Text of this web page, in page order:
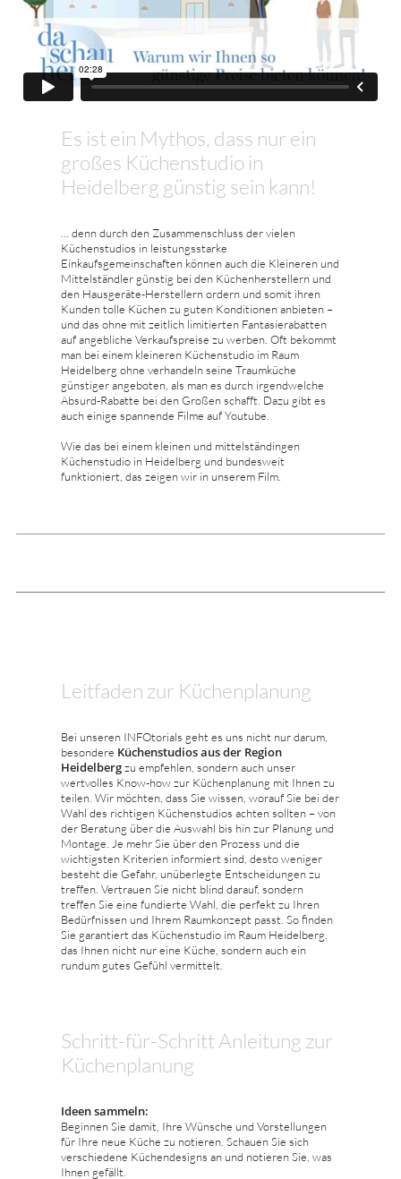
Es ist ein Mythos, dass nur ein
großes Küchenstudio in
Heidelberg günstig sein kann!
... denn durch den Zusammenschluss der vielen
Küchenstudios in leistungsstarke
Einkaufsgemeinschaften können auch die Kleineren und
Mittelständler günstig bei den Küchenherstellern und
den Hausgeräte-Herstellern ordern und somit ihren
Kunden tolle Küchen zu guten Konditionen anbieten –
und das ohne mit zeitlich limitierten Fantasierabatten
auf angebliche Verkaufspreise zu werben. Oft bekommt
man bei einem kleineren Küchenstudio im Raum
Heidelberg ohne verhandeln seine Traumküche
günstiger angeboten, als man es durch irgendwelche
Absurd-Rabatte bei den Großen schafft. Dazu gibt es
auch einige spannende Filme auf Youtube.
Wie das bei einem kleinen und mittelständingen
Küchenstudio in Heidelberg und bundesweit
funktioniert, das zeigen wir in unserem Film.
Leitfaden zur Küchenplanung
Bei unseren INFOtorials geht es uns nicht nur darum,
besondere Küchenstudios aus der Region
Heidelbergzu empfehlen, sondern auch unser
wertvolles Know-how zur Küchenplanung mit Ihnen zu
teilen. Wir möchten, dass Sie wissen, worauf Sie bei der
Wahl des richtigen Küchenstudios achten sollten – von
der Beratung über die Auswahl bis hin zur Planung und
Montage. Je mehr Sie über den Prozess und die
wichtigsten Kriterien informiert sind, desto weniger
besteht die Gefahr, unüberlegte Entscheidungen zu
treffen. Vertrauen Sie nicht blind darauf, sondern
treffen Sie eine fundierte Wahl, die perfekt zu Ihren
Bedürfnissen und Ihrem Raumkonzept passt. So finden
Sie garantiert das Küchenstudio im Raum Heidelberg,
das Ihnen nicht nur eine Küche, sondern auch ein
rundum gutes Gefühl vermittelt.
Schritt-für-Schritt Anleitung zur
Küchenplanung
Ideen sammeln:
Beginnen Sie damit, Ihre Wünsche und Vorstellungen
für Ihre neue Küche zu notieren. Schauen Sie sich
verschiedene Küchendesigns an und notieren Sie, was
Ihnen gefällt.